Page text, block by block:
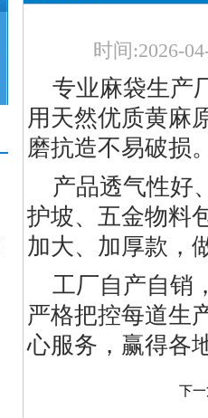
时间:2026-
专业麻袋生产
用天然优质黄麻
磨抗造不易破损
产品透气性好
护坡、五金物料
加大、加厚款，
工厂自产自销
严格把控每道生
心服务，赢得各
下